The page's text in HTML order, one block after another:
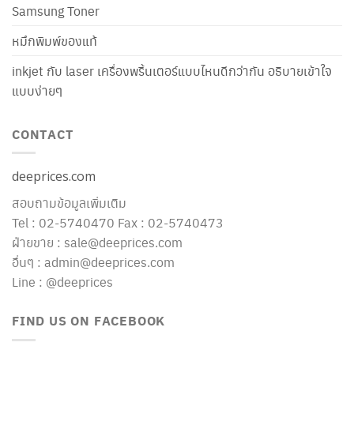
Samsung Toner
หมึกพิมพ์ของแท้
inkjet กับ laser เครื่องพริ้นเตอร์แบบไหนดีกว่ากัน อธิบายเข้าใจ
แบบง่ายๆ
CONTACT
deeprices.com
สอบถามข้อมูลเพิ่มเติม
Tel : 02-5740470 Fax : 02-5740473
ฝ่ายขาย : sale@deeprices.com
อื่นๆ : admin@deeprices.com
Line : @deeprices
FIND US ON FACEBOOK